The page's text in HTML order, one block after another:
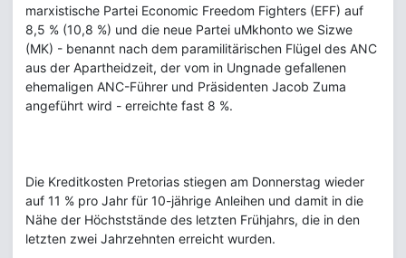
marxistische Partei Economic Freedom Fighters (EFF) auf
8,5 % (10,8 %) und die neue Partei uMkhonto we Sizwe
(MK) - benannt nach dem paramilitärischen Flügel des ANC
aus der Apartheidzeit, der vom in Ungnade gefallenen
ehemaligen ANC-Führer und Präsidenten Jacob Zuma
angeführt wird - erreichte fast 8 %.
Die Kreditkosten Pretorias stiegen am Donnerstag wieder
auf 11 % pro Jahr für 10-jährige Anleihen und damit in die
Nähe der Höchststände des letzten Frühjahrs, die in den
letzten zwei Jahrzehnten erreicht wurden.